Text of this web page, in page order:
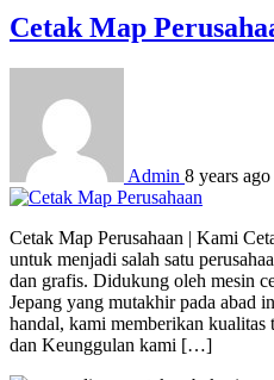
Cetak Map
Admin 8 years ago
Cetak Map Perusahaan | Kami
untuk menjadi salah satu
dan grafis. Didukung oleh mesin
Jepang yang mutakhir pada abad
handal, kami memberikan
dan Keunggulan kami […]